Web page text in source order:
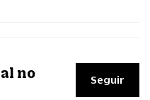
no
Seguir